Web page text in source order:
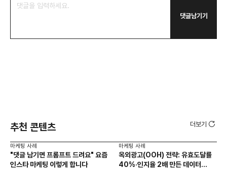
댓글남기기
추천 콘텐츠 더보기
마케팅 사례
"댓글 남기면 프롬프트 드려요" 요즘
인스타 마케팅 이렇게 합니다
마케팅 사례
옥외광고(OOH) 전략: 유효도달률
40%·인지율 2배 만든 데이터